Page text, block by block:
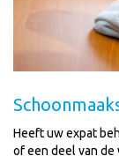
Heeft uw expat
of een deel van